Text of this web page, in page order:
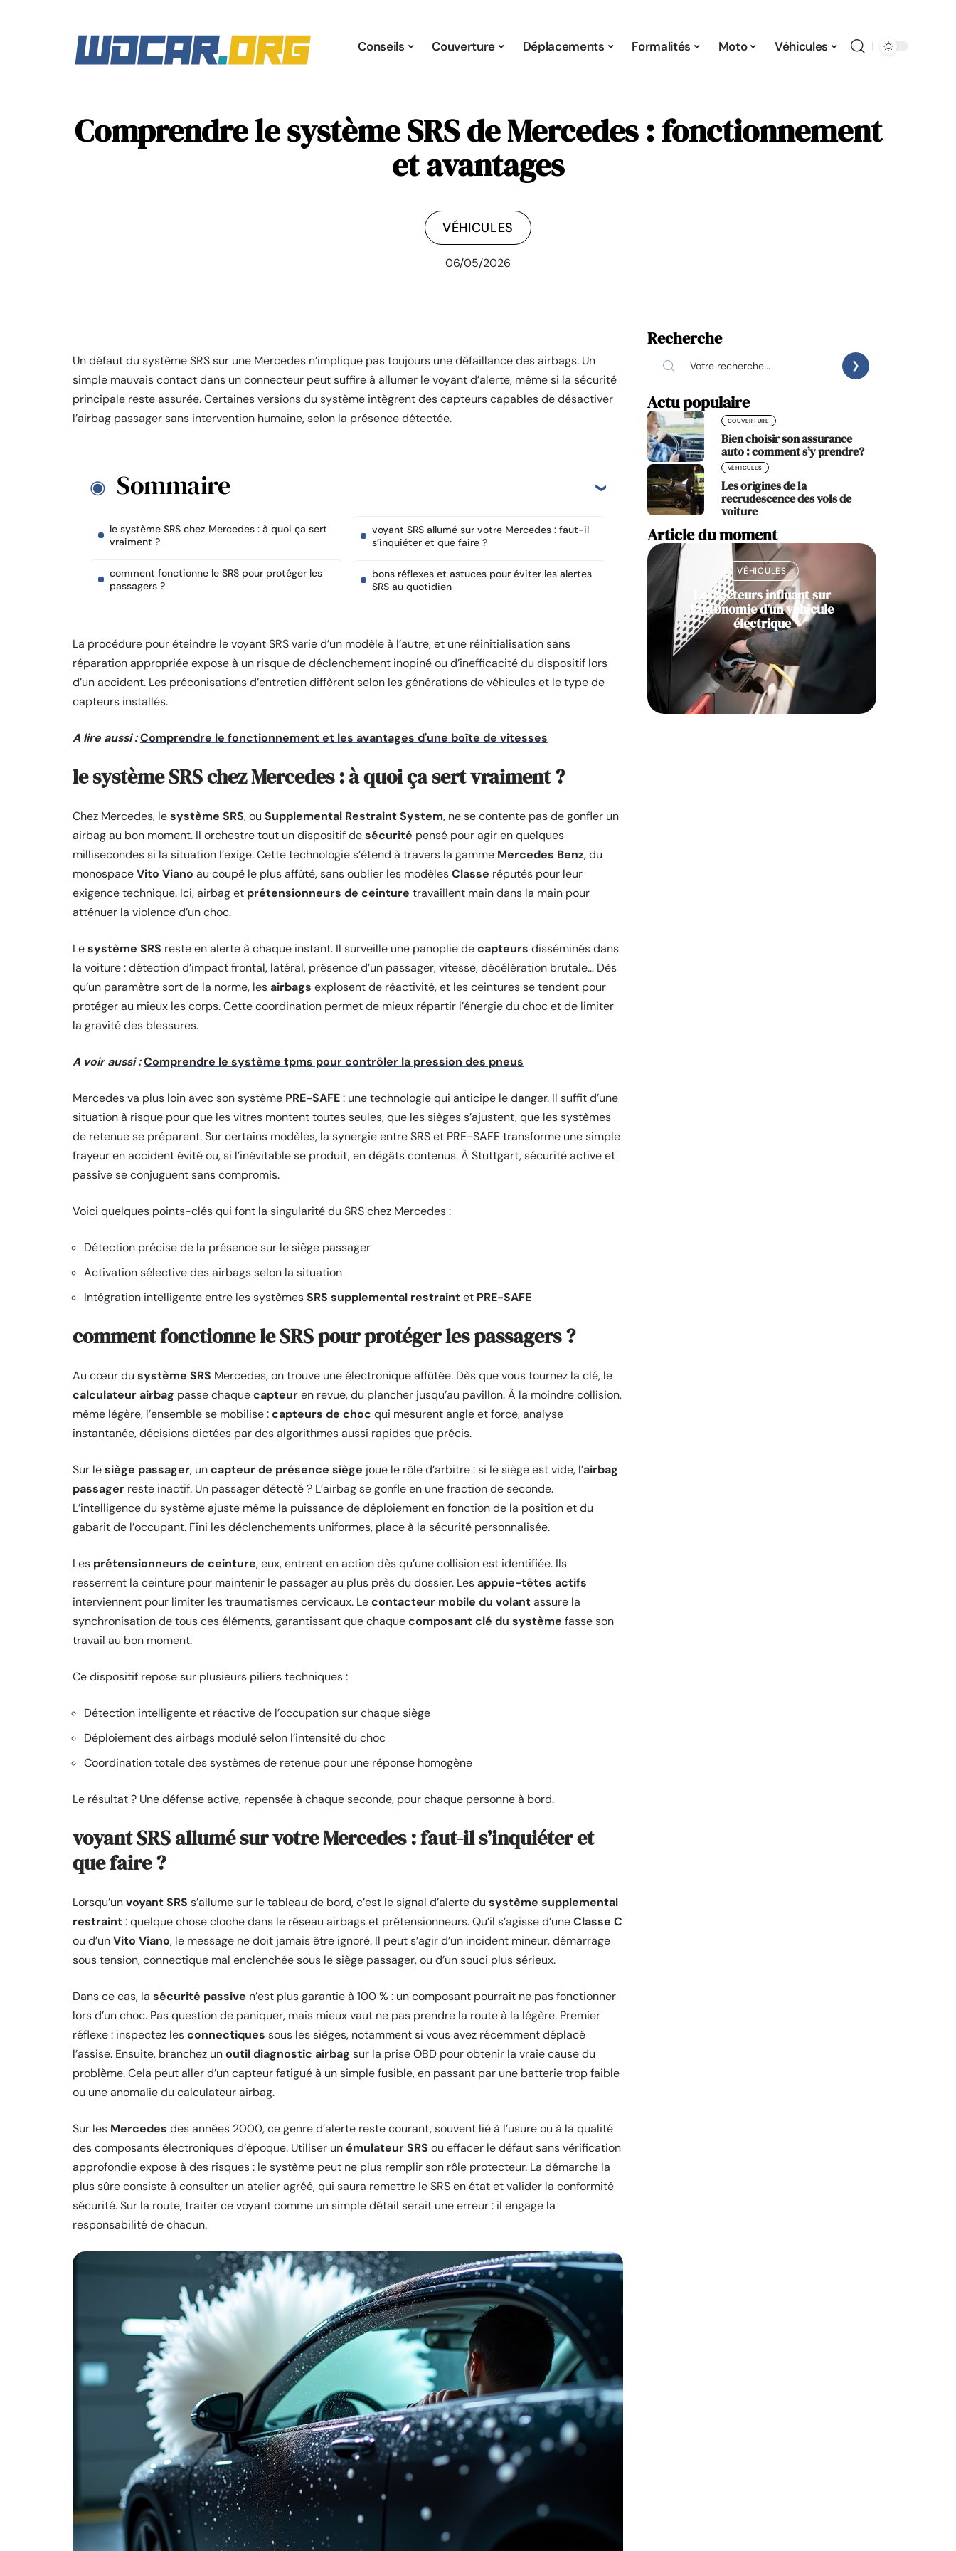
Conseils Couverture Déplacements Formalités Moto Véhicules
Comprendre le système SRS de Mercedes : fonctionnement
et avantages
VÉHICULES
06/05/2026
Un défaut du système SRS sur une Mercedes n’implique pas toujours une défaillance des airbags. Un
simple mauvais contact dans un connecteur peut suffire à allumer le voyant d’alerte, même si la sécurité
principale reste assurée. Certaines versions du système intègrent des capteurs capables de désactiver
l’airbag passager sans intervention humaine, selon la présence détectée.
Sommaire
le système SRS chez Mercedes : à quoi ça sert
vraiment ?
comment fonctionne le SRS pour protéger les
passagers ?
voyant SRS allumé sur votre Mercedes : faut-il
s’inquiéter et que faire ?
bons réflexes et astuces pour éviter les alertes
SRS au quotidien
La procédure pour éteindre le voyant SRS varie d’un modèle à l’autre, et une réinitialisation sans
réparation appropriée expose à un risque de déclenchement inopiné ou d’inefficacité du dispositif lors
d’un accident. Les préconisations d’entretien diffèrent selon les générations de véhicules et le type de
capteurs installés.
A lire aussi :Comprendre le fonctionnement et les avantages d'une boîte de vitesses
le système SRS chez Mercedes : à quoi ça sert vraiment ?
Chez Mercedes, lesystème SRS, ou Supplemental Restraint System, ne se contente pas de gonfler un
airbag au bon moment. Il orchestre tout un dispositif desécurité pensé pour agir en quelques
millisecondes si la situation l’exige. Cette technologie s’étend à travers la gamme Mercedes Benz, du
monospaceVito Viano au coupé le plus affûté, sans oublier les modèlesClasse réputés pour leur
exigence technique. Ici, airbag et prétensionneurs de ceinture travaillent main dans la main pour
atténuer la violence d’un choc.
Lesystème SRS reste en alerte à chaque instant. Il surveille une panoplie decapteurs disséminés dans
la voiture : détection d’impact frontal, latéral, présence d’un passager, vitesse, décélération brutale… Dès
qu’un paramètre sort de la norme, lesairbags explosent de réactivité, et les ceintures se tendent pour
protéger au mieux les corps. Cette coordination permet de mieux répartir l’énergie du choc et de limiter
la gravité des blessures.
A voir aussi :Comprendre le système tpms pour contrôler la pression des pneus
Mercedes va plus loin avec son système PRE-SAFE: une technologie qui anticipe le danger. Il suffit d’une
situation à risque pour que les vitres montent toutes seules, que les sièges s’ajustent, que les systèmes
de retenue se préparent. Sur certains modèles, la synergie entre SRS et PRE-SAFE transforme une simple
frayeur en accident évité ou, si l’inévitable se produit, en dégâts contenus. À Stuttgart, sécurité active et
passive se conjuguent sans compromis.
Voici quelques points-clés qui font la singularité du SRS chez Mercedes :
Détection précise de la présence sur le siège passager
Activation sélective des airbags selon la situation
Intégration intelligente entre les systèmesSRS supplemental restraintet PRE-SAFE
comment fonctionne le SRS pour protéger les passagers ?
Au cœur du système SRS Mercedes, on trouve une électronique affûtée. Dès que vous tournez la clé, le
calculateur airbag passe chaquecapteuren revue, du plancher jusqu’au pavillon. À la moindre collision,
même légère, l’ensemble se mobilise :capteurs de choc qui mesurent angle et force, analyse
instantanée, décisions dictées par des algorithmes aussi rapides que précis.
Sur lesiège passager, uncapteur de présence siège joue le rôle d’arbitre : si le siège est vide, l’airbag
passager reste inactif. Un passager détecté ? L’airbag se gonfle en une fraction de seconde.
L’intelligence du système ajuste même la puissance de déploiement en fonction de la position et du
gabarit de l’occupant. Fini les déclenchements uniformes, place à la sécurité personnalisée.
Les prétensionneurs de ceinture, eux, entrent en action dès qu’une collision est identifiée. Ils
resserrent la ceinture pour maintenir le passager au plus près du dossier. Lesappuie-têtes actifs
interviennent pour limiter les traumatismes cervicaux. Lecontacteur mobile du volantassure la
synchronisation de tous ces éléments, garantissant que chaquecomposant clé du système fasse son
travail au bon moment.
Ce dispositif repose sur plusieurs piliers techniques :
Détection intelligente et réactive de l’occupation sur chaque siège
Déploiement des airbags modulé selon l’intensité du choc
Coordination totale des systèmes de retenue pour une réponse homogène
Le résultat ? Une défense active, repensée à chaque seconde, pour chaque personne à bord.
voyant SRS allumé sur votre Mercedes : faut-il s’inquiéter et
que faire ?
Lorsqu’unvoyant SRS s’allume sur le tableau de bord, c’est le signal d’alerte du système supplemental
restraint: quelque chose cloche dans le réseau airbags et prétensionneurs. Qu’il s’agisse d’uneClasse C
ou d’unVito Viano, le message ne doit jamais être ignoré. Il peut s’agir d’un incident mineur, démarrage
sous tension, connectique mal enclenchée sous le siège passager, ou d’un souci plus sérieux.
Dans ce cas, la sécurité passive n’est plus garantie à 100 % : un composant pourrait ne pas fonctionner
lors d’un choc. Pas question de paniquer, mais mieux vaut ne pas prendre la route à la légère. Premier
réflexe : inspectez lesconnectiques sous les sièges, notamment si vous avez récemment déplacé
l’assise. Ensuite, branchez unoutil diagnostic airbag sur la prise OBD pour obtenir la vraie cause du
problème. Cela peut aller d’un capteur fatigué à un simple fusible, en passant par une batterie trop faible
ou une anomalie du calculateur airbag.
Sur les Mercedes des années 2000, ce genre d’alerte reste courant, souvent lié à l’usure ou à la qualité
des composants électroniques d’époque. Utiliser unémulateur SRS ou effacer le défaut sans vérification
approfondie expose à des risques : le système peut ne plus remplir son rôle protecteur. La démarche la
plus sûre consiste à consulter un atelier agréé, qui saura remettre le SRS en état et valider la conformité
sécurité. Sur la route, traiter ce voyant comme un simple détail serait une erreur : il engage la
responsabilité de chacun.
Recherche
Actu populaire
COUVERTURE
Bien choisir son assurance
auto : comment s’y prendre?
VÉHICULES
Les origines de la
recrudescence des vols de
voiture
Article du moment
VÉHICULES
Les facteurs influant sur
l’autonomie d’un véhicule
électrique